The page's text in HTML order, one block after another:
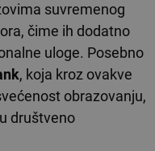
suvremenog
čime ih dodatno
uloge. Posebno
, koja kroz ovakve
obrazovanju,
društveno